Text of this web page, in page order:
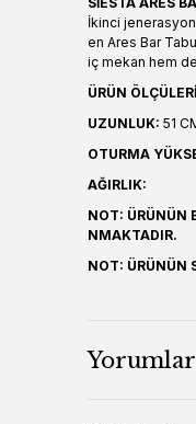
İkinci
en Ares Bar
iç mekan hem
ÜRÜN
UZUNLUK: 51
OTURMA
AĞIRLIK:
NOT: ÜRÜNÜN
NMAKTADIR.
NOT: ÜRÜNÜN
Yorumlar